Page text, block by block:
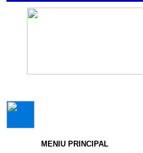
MENIU PRINCIPAL